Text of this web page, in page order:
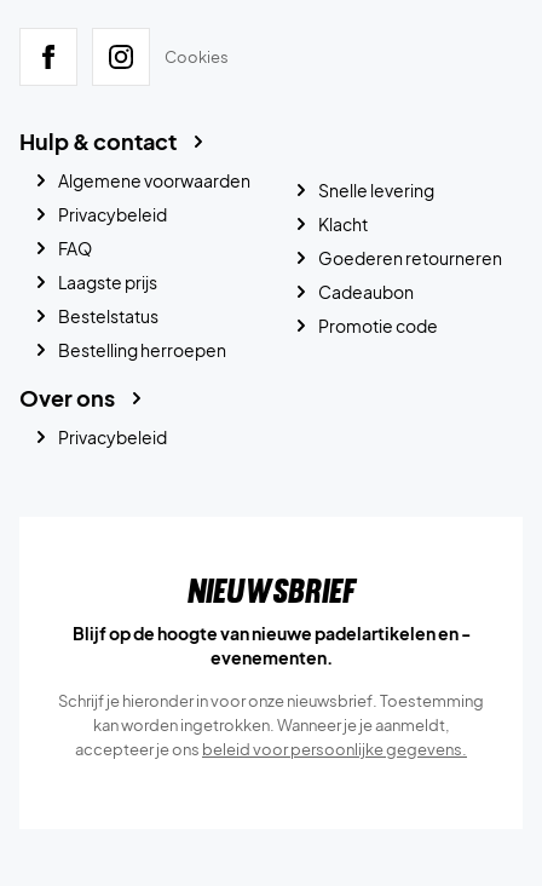
Cookies
Hulp & contact
Algemene voorwaarden
Privacybeleid
FAQ
Laagste prijs
Bestelstatus
Bestelling herroepen
Snelle levering
Klacht
Goederen retourneren
Cadeaubon
Promotie code
Over ons
Privacybeleid
Nieuwsbrief
Blijf op de hoogte van nieuwe padelartikelen en -
evenementen.
Schrijf je hieronder in voor onze nieuwsbrief. Toestemming
kan worden ingetrokken. Wanneer je je aanmeldt,
accepteer je ons beleid voor persoonlijke gegevens.